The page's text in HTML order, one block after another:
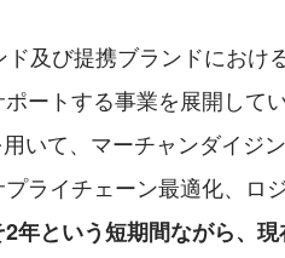
及び提携ブランドにおけ
ポートする事業を展開して
用いて、マーチャンダイジ
ライチェーン最適化、ロ
年という短期間ながら、現